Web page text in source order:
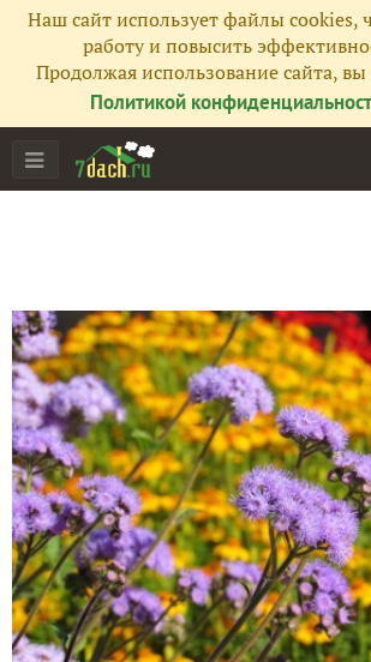
Наш сайт использует файлы cookies,
работу и повысить
Продолжая использование сайта, вы
Политикой
Подписчики
Все публикации
Фото
Сейчас обсуждают
Порадуйтесь за меня, порадуйтесь
Приз от "Махеевъ" дома!
Замечательный подарок: вкусный и
Приз за конкурс "Рецепты молодости
Долгожданный приз получен!
Прилетели свиристели, весь